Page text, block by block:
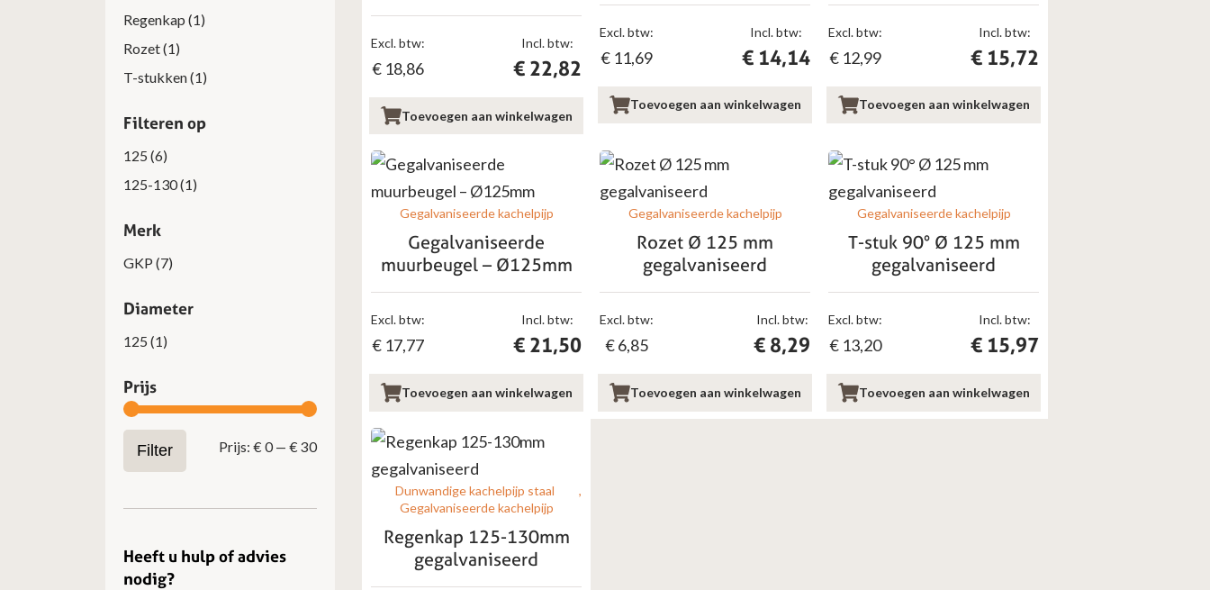
Regenkap (1)
Rozet(1)
T-stukken(1)
Filteren op
125 (6)
125-130(1)
Merk
GKP (7)
Diameter
125 (1)
Prijs
Min.
Max.
Filter Prijs: € 0 — € 30
Heeft u hulp of advies
nodig?
Incl. btw:
€ 22,82
Excl. btw:
€ 18,86
Toevoegen aan winkelwagen
Incl. btw:
€ 14,14
Excl. btw:
€ 11,69
Toevoegen aan winkelwagen
Incl. btw:
€ 15,72
Excl. btw:
€ 12,99
Toevoegen aan winkelwagen
Gegalvaniseerde kachelpijp
Gegalvaniseerde
muurbeugel – Ø125mm
Incl. btw:
€ 21,50
Excl. btw:
€ 17,77
Toevoegen aan winkelwagen
Gegalvaniseerde kachelpijp
Rozet Ø 125 mm
gegalvaniseerd
Incl. btw:
€ 8,29
Excl. btw:
€6,85
Toevoegen aan winkelwagen
Gegalvaniseerde kachelpijp
T-stuk 90° Ø 125 mm
gegalvaniseerd
Incl. btw:
€ 15,97
Excl. btw:
€ 13,20
Toevoegen aan winkelwagen
Dunwandige kachelpijp staal
Gegalvaniseerde kachelpijp
Regenkap 125-130mm
gegalvaniseerd